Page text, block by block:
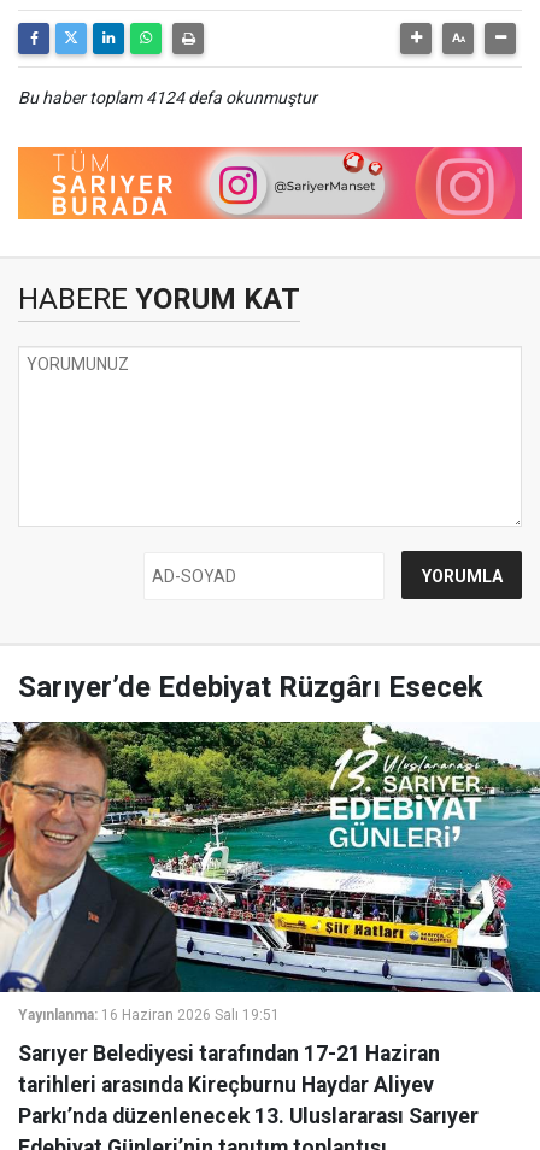
Bu haber toplam 4124 defa okunmuştur
HABERE YORUM KAT
Sarıyer’de Edebiyat Rüzgârı Esecek
Yayınlanma: 16 Haziran 2026 Salı 19:51
Sarıyer Belediyesi tarafından 17-21 Haziran
tarihleri arasında Kireçburnu Haydar Aliyev
Parkı’nda düzenlenecek 13. Uluslararası Sarıyer